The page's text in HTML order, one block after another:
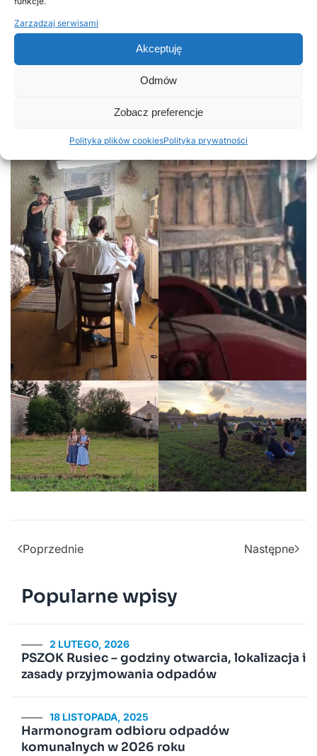
Zarządzaj serwisami
Akceptuję
Odmów
Zobacz preferencje
Polityka plików cookiesPolityka prywatności
Poprzednie Następne
Popularne wpisy
2 LUTEGO, 2026
PSZOK Rusiec – godziny otwarcia, lokalizacja i
zasady przyjmowania odpadów
18 LISTOPADA, 2025
Harmonogram odbioru odpadów
komunalnych w 2026 roku